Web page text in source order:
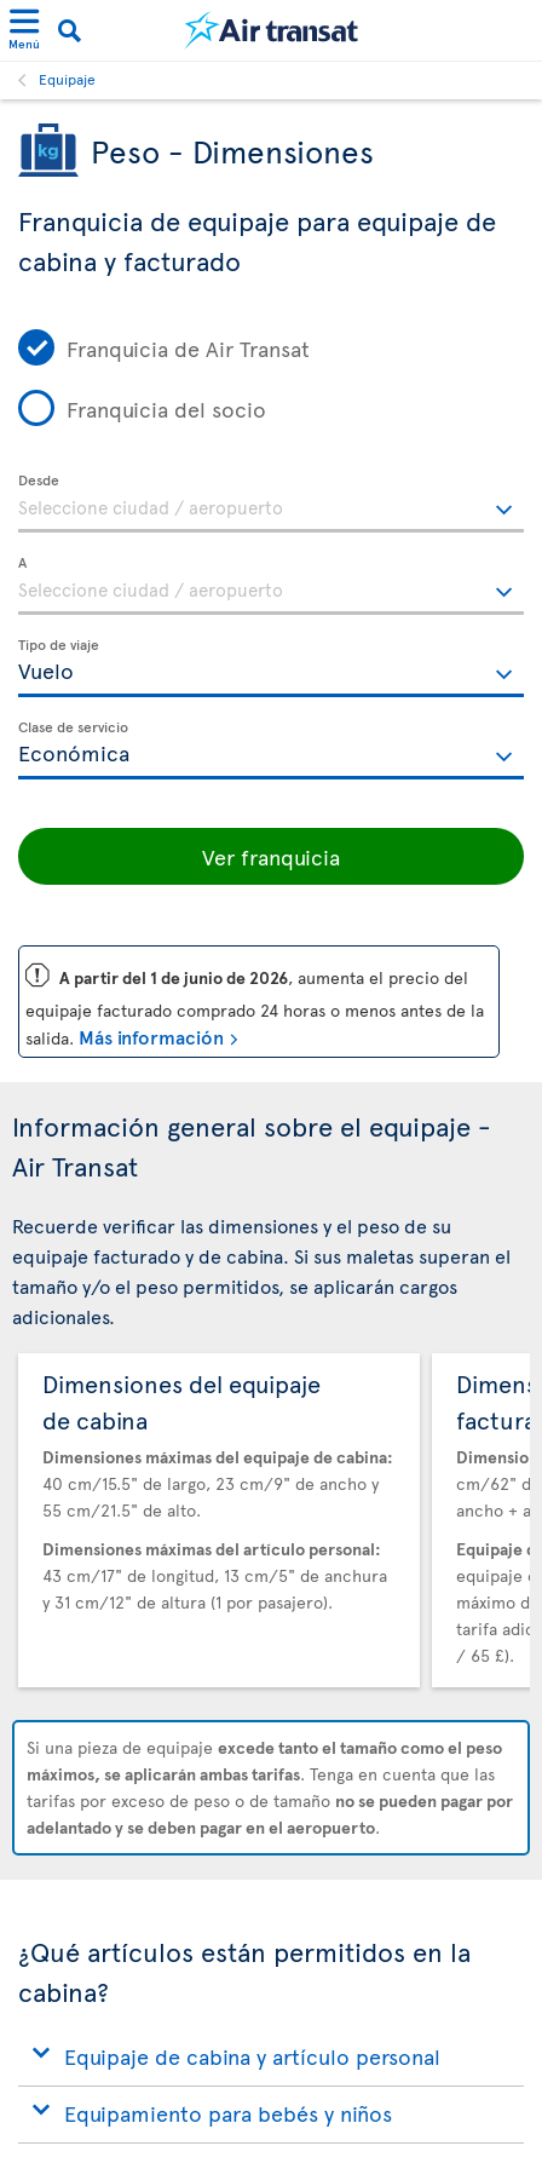
Menú
Equipaje
Peso - Dimensiones
Franquicia de equipaje para equipaje de
cabina y facturado
Franquicia de Air Transat
Franquicia del socio
Desde
A
Tipo de viaje
Clase de servicio
Ver franquicia
ü A partir del 1 de junio de 2026, aumenta el precio del
equipaje facturado comprado 24 horas o menos antes de la
salida. Más información
Información general sobre el equipaje -
Air Transat
Recuerde verificar las dimensiones y el peso de su
equipaje facturado y de cabina. Si sus maletas superan el
tamaño y/o el peso permitidos, se aplicarán cargos
adicionales.
Dimensiones del equipaje
de cabina
Dimensiones máximas del equipaje de cabina:
40 cm/15.5" de largo, 23 cm/9" de ancho y
55 cm/21.5" de alto.
Dimensiones máximas del artículo personal:
43 cm/17" de longitud, 13 cm/5" de anchura
y 31 cm/12" de altura (1 por pasajero).
cm/62" de
ancho +
Equipaje
equipaje
máximo
tarifa
/ 65 £).
Si una pieza de equipaje excede tanto el tamaño como el peso
máximos, se aplicarán ambas tarifas. Tenga en cuenta que las
tarifas por exceso de peso o de tamaño no se pueden pagar por
adelantado y se deben pagar en el aeropuerto.
¿Qué artículos están permitidos en la
cabina?
Equipaje de cabina y artículo personal
Equipamiento para bebés y niños